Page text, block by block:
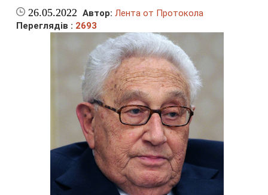
26.05.2022 Автор: Лента от Протокола
Переглядів : 2693